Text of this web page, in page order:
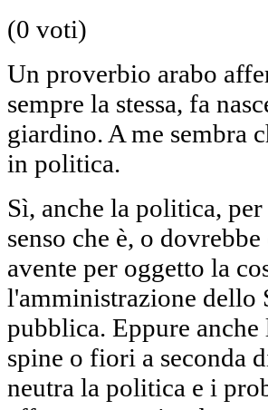
(0 voti)
Un proverbio arabo
sempre la stessa, fa
giardino. A me sembra
in politica.
Sì, anche la politica,
senso che è, o
avente per oggetto la
l'amministrazione dello
pubblica. Eppure
spine o fiori a seconda
neutra la politica e i